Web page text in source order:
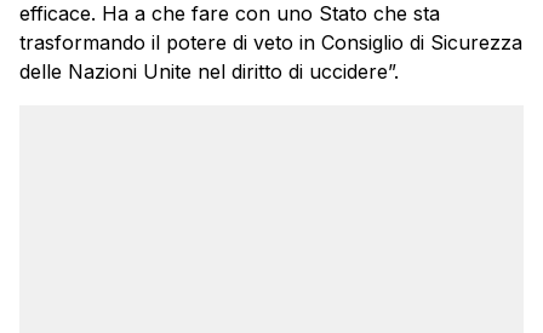
efficace. Ha a che fare con uno Stato che sta
trasformando il potere di veto in Consiglio di Sicurezza
delle Nazioni Unite nel diritto di uccidere”.